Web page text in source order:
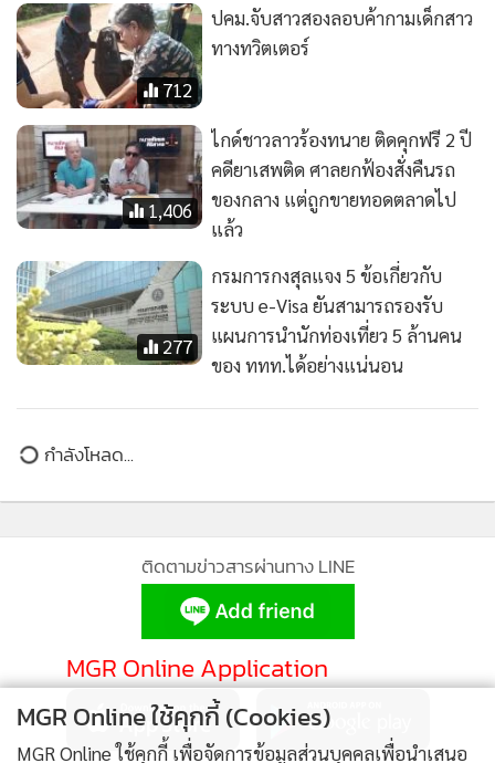
712
ปคม.จับสาวสองลอบค้ากามเด็กสาว
ทางทวิตเตอร์
1,406
ไกด์ชาวลาวร้องทนาย ติดคุกฟรี 2 ปี
คดียาเสพติด ศาลยกฟ้องสั่งคืนรถ
ของกลาง แต่ถูกขายทอดตลาดไป
แล้ว
277
กรมการกงสุลแจง 5 ข้อเกี่ยวกับ
ระบบ e-Visa ยันสามารถรองรับ
แผนการนำนักท่องเที่ยว 5 ล้านคน
ของ ททท.ได้อย่างแน่นอน
กำลังโหลด...
ติดตามข่าวสารผ่านทาง LINE
MGR Online Application
MGR Online ใช้คุกกี้ (Cookies)
MGR Online ใช้คุกกี้ เพื่อจัดการข้อมูลส่วนบุคคลเพื่อนำเสนอ